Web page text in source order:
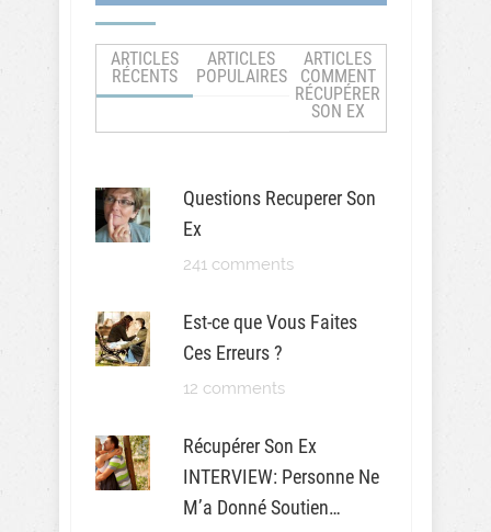
ARTICLES
RÉCENTS
ARTICLES
POPULAIRES
ARTICLES
COMMENT
RÉCUPÉRER
SON EX
Questions Recuperer Son
Ex
241 comments
Est-ce que Vous Faites
Ces Erreurs ?
12 comments
Récupérer Son Ex
INTERVIEW: Personne Ne
M’a Donné Soutien…